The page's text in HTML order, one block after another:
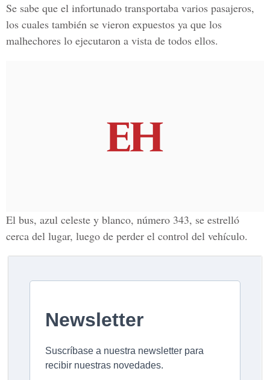
Se sabe que el infortunado transportaba varios pasajeros,
los cuales también se vieron expuestos ya que los
malhechores lo ejecutaron a vista de todos ellos.
El bus, azul celeste y blanco, número 343, se estrelló
cerca del lugar, luego de perder el control del vehículo.